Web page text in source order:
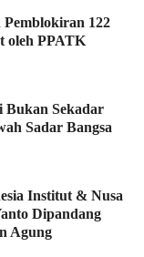
122
oleh PPATK
Bukan Sekadar
Sadar Bangsa
Institut & Nusa
Dipandang
Agung